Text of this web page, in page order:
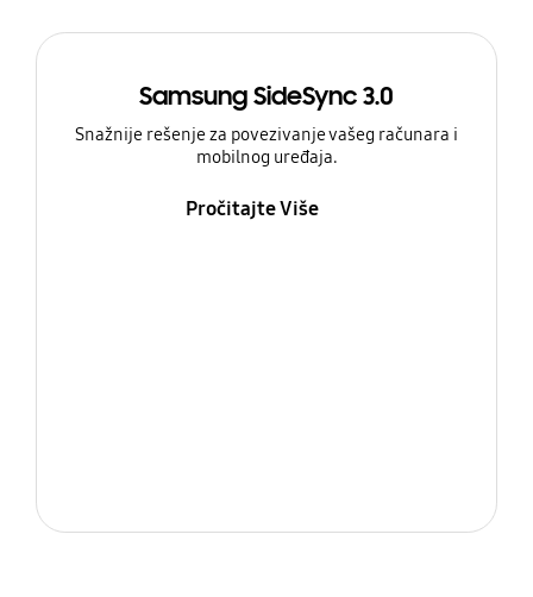
Samsung SideSync 3.0
Snažnije rešenje za povezivanje vašeg računara i
mobilnog uređaja.
Pročitajte Više